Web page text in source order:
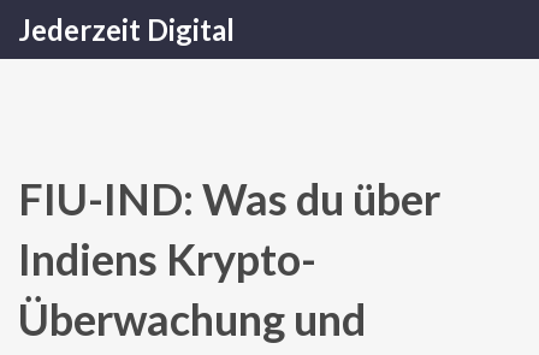
Jederzeit Digital
FIU-IND: Was du über
Indiens Krypto-
Überwachung und